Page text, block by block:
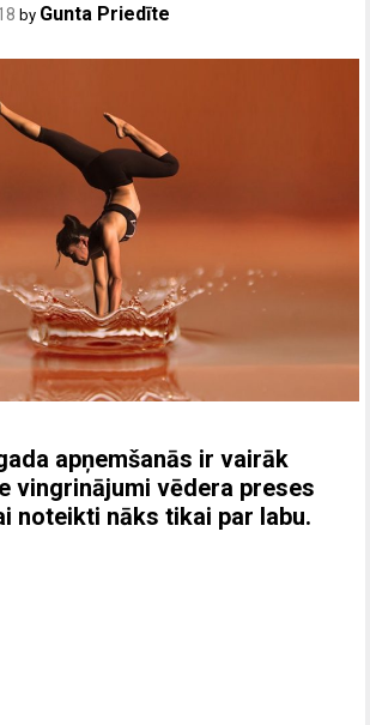
by Gunta Priedīte
apņemšanās ir vairāk
vingrinājumi vēdera preses
noteikti nāks tikai par labu.